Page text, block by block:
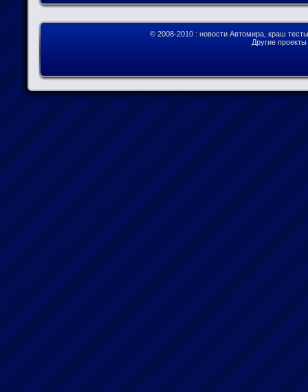
© 2008-2010 : новости Автомира, краш
Другие проекты